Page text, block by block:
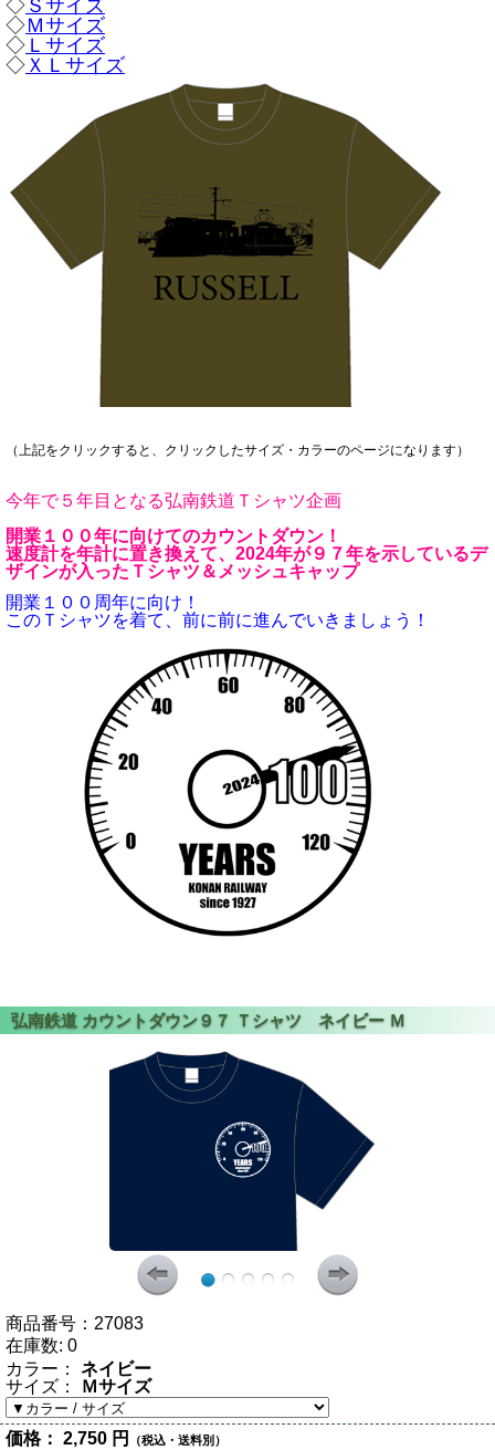
◇ Ｓサイズ
◇Ｍサイズ
◇ Ｌサイズ
◇ ＸＬサイズ
（上記をクリックすると、クリックしたサイズ・カラーのページになります）
今年で５年目となる弘南鉄道Ｔシャツ企画
開業１００年に向けてのカウントダウン！
速度計を年計に置き換えて、2024年が９７年を示しているデ
ザインが入ったＴシャツ＆メッシュキャップ
開業１００周年に向け！
このＴシャツを着て、前に前に進んでいきましょう！
商品番号： 27083
在庫数: 0
カラー：
ネイビー
サイズ：
Ｍサイズ
価格： 2,750 円 （税込・送料別）